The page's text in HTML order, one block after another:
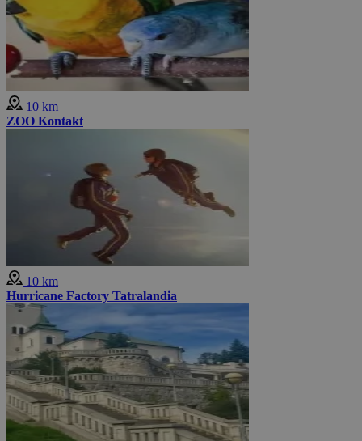
10 km
ZOO Kontakt
10 km
Hurricane Factory Tatralandia